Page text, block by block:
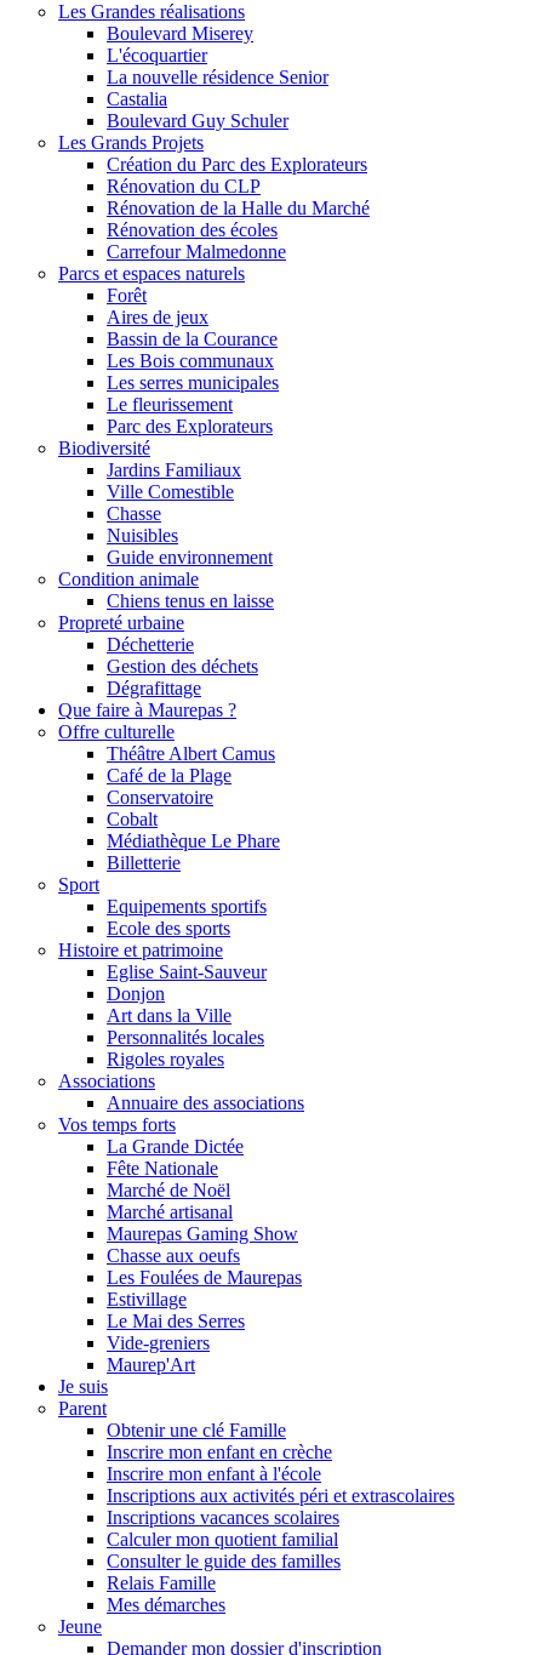
Les Grandes réalisations
Boulevard Miserey
L'écoquartier
La nouvelle résidence Senior
Castalia
Boulevard Guy Schuler
Les Grands Projets
Création du Parc des Explorateurs
Rénovation du CLP
Rénovation de la Halle du Marché
Rénovation des écoles
Carrefour Malmedonne
Parcs et espaces naturels
Forêt
Aires de jeux
Bassin de la Courance
Les Bois communaux
Les serres municipales
Le fleurissement
Parc des Explorateurs
Biodiversité
Jardins Familiaux
Ville Comestible
Chasse
Nuisibles
Guide environnement
Condition animale
Chiens tenus en laisse
Propreté urbaine
Déchetterie
Gestion des déchets
Dégrafittage
Que faire à Maurepas ?
Offre culturelle
Théâtre Albert Camus
Café de la Plage
Conservatoire
Cobalt
Médiathèque Le Phare
Billetterie
Sport
Equipements sportifs
Ecole des sports
Histoire et patrimoine
Eglise Saint-Sauveur
Donjon
Art dans la Ville
Personnalités locales
Rigoles royales
Associations
Annuaire des associations
Vos temps forts
La Grande Dictée
Fête Nationale
Marché de Noël
Marché artisanal
Maurepas Gaming Show
Chasse aux oeufs
Les Foulées de Maurepas
Estivillage
Le Mai des Serres
Vide-greniers
Maurep'Art
Je suis
Parent
Obtenir une clé Famille
Inscrire mon enfant en crèche
Inscrire mon enfant à l'école
Inscriptions aux activités péri et extrascolaires
Inscriptions vacances scolaires
Calculer mon quotient familial
Consulter le guide des familles
Relais Famille
Mes démarches
Jeune
Demander mon dossier d'inscription